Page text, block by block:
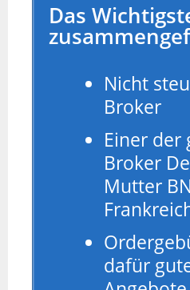
Das
Nicht
Broker
Einer der
Broker
Mutter
dafür